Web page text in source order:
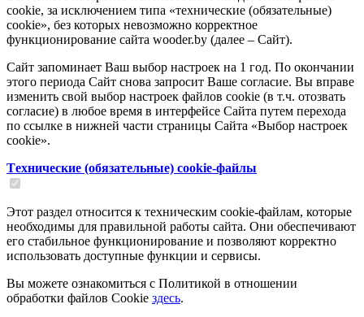
cookie, за исключением типа «технические (обязательные)
cookie», без которых невозможно корректное
функционирование сайта wooder.by (далее – Сайт).
Сайт запоминает Ваш выбор настроек на 1 год. По окончании
этого периода Сайт снова запросит Ваше согласие. Вы вправе
изменить свой выбор настроек файлов cookie (в т.ч. отозвать
согласие) в любое время в интерфейсе Сайта путем перехода
по ссылке в нижней части страницы Сайта «Выбор настроек
cookie».
Tехнические (обязательные) cookie-файлы
Этот раздел относится к техническим cookie-файлам, которые
необходимы для правильной работы сайта. Они обеспечивают
его стабильное функционирование и позволяют корректно
использовать доступные функции и сервисы.
Вы можете ознакомиться с Политикой в отношении
обработки файлов Cookie здесь.